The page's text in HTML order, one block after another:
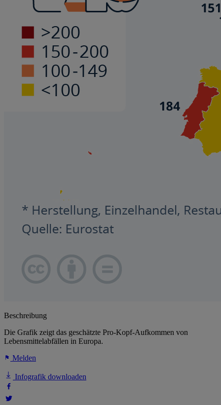
Beschreibung
Die Grafik zeigt das geschätzte Pro-Kopf-Aufkommen von
Lebensmittelabfällen in Europa.
Melden
Infografik downloaden